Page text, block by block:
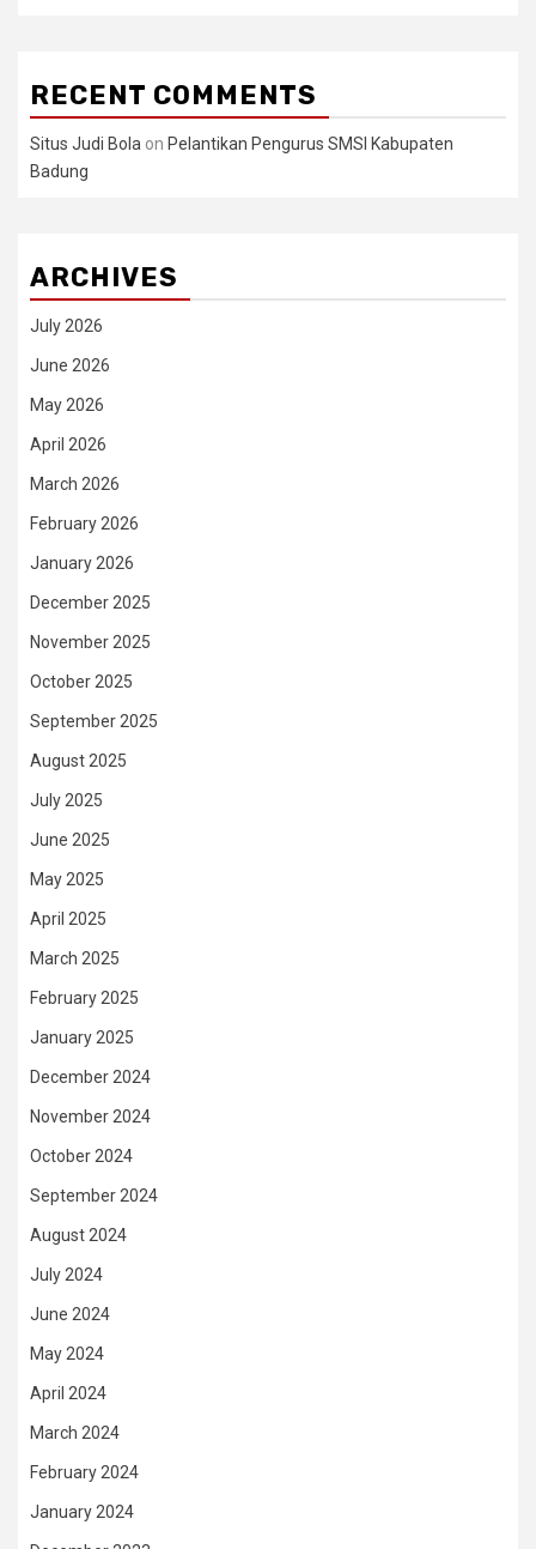
RECENT COMMENTS
Situs Judi Bola on Pelantikan Pengurus SMSI Kabupaten
Badung
ARCHIVES
July 2026
June 2026
May 2026
April 2026
March 2026
February 2026
January 2026
December 2025
November 2025
October 2025
September 2025
August 2025
July 2025
June 2025
May 2025
April 2025
March 2025
February 2025
January 2025
December 2024
November 2024
October 2024
September 2024
August 2024
July 2024
June 2024
May 2024
April 2024
March 2024
February 2024
January 2024